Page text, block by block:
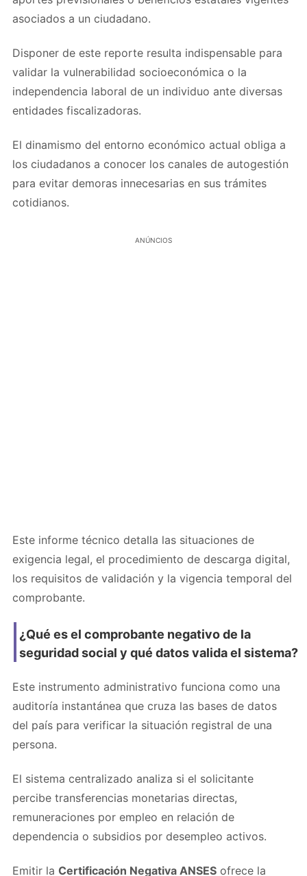
asociados a un ciudadano.
Disponer de este reporte resulta indispensable para
validar la vulnerabilidad socioeconómica o la
independencia laboral de un individuo ante diversas
entidades fiscalizadoras.
El dinamismo del entorno económico actual obliga a
los ciudadanos a conocer los canales de autogestión
para evitar demoras innecesarias en sus trámites
cotidianos.
ANÚNCIOS
Este informe técnico detalla las situaciones de
exigencia legal, el procedimiento de descarga digital,
los requisitos de validación y la vigencia temporal del
comprobante.
¿Qué es el comprobante negativo de la
seguridad social y qué datos valida el sistema?
Este instrumento administrativo funciona como una
auditoría instantánea que cruza las bases de datos
del país para verificar la situación registral de una
persona.
El sistema centralizado analiza si el solicitante
percibe transferencias monetarias directas,
remuneraciones por empleo en relación de
dependencia o subsidios por desempleo activos.
Emitir la Certificación Negativa ANSES ofrece la